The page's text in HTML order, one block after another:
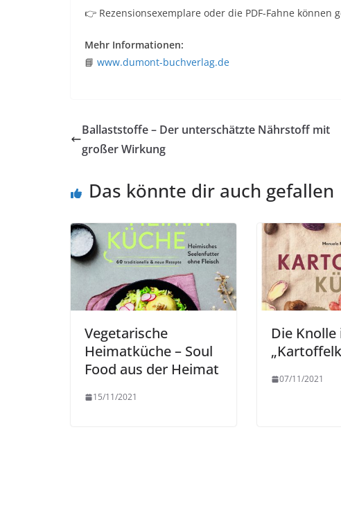
👉 Rezensionsexemplare oder die PDF-Fahne können
Mehr Informationen:
📘 www.dumont-buchverlag.de
Ballaststoffe – Der unterschätzte Nährstoff mit
großer Wirkung
Das könnte dir auch gefallen
Vegetarische
Heimatküche – Soul
Food aus der Heimat
15/11/2021
Die Knolle
07/11/2021